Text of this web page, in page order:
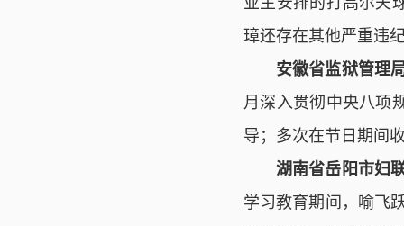
璋还存在其他严重违
安徽省监狱管理
月深入贯彻中央八项
导；多次在节日期间
湖南省岳阳市妇
学习教育期间，喻飞